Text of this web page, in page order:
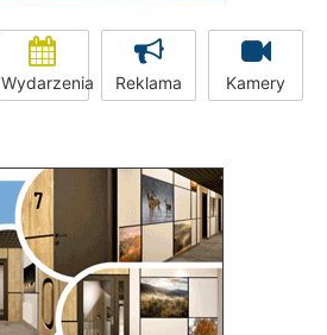
Wydarzenia Reklama Kamery